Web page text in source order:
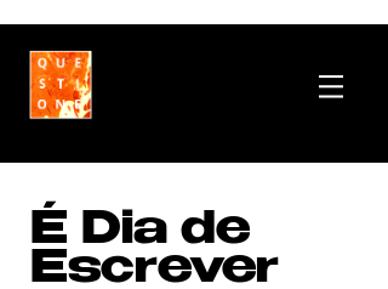
​É Dia de
Escrever